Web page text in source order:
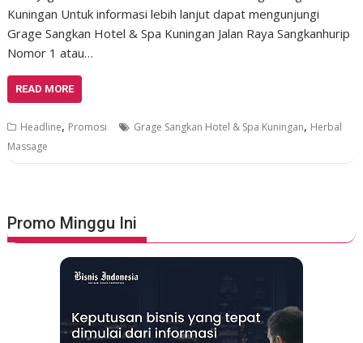
Kuningan Untuk informasi lebih lanjut dapat mengunjungi
Grage Sangkan Hotel & Spa Kuningan Jalan Raya Sangkanhurip
Nomor 1 atau…
READ MORE
Headline, Promosi Grage Sangkan Hotel & Spa Kuningan, Herbal
Massage
Promo Minggu Ini